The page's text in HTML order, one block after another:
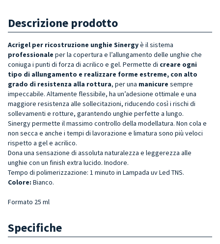
Descrizione prodotto
Acrigel per ricostruzione unghie Sinergyè il sistema
professionale per la copertura e l’allungamento delle unghie che
coniuga i punti di forza di acrilico e gel. Permette di creare ogni
tipo di allungamento e realizzare forme estreme, con alto
grado di resistenza alla rottura, per una manicure sempre
impeccabile. Altamente flessibile, ha un’adesione ottimale e una
maggiore resistenza alle sollecitazioni, riducendo così i rischi di
sollevamenti e rotture, garantendo unghie perfette a lungo.
Sinergy permette il massimo controllo della modellatura. Non cola e
non secca e anche i tempi di lavorazione e limatura sono più veloci
rispetto a gel e acrilico.
Dona una sensazione di assoluta naturalezza e leggerezza alle
unghie con un finish extra lucido. Inodore.
Tempo di polimerizzazione: 1 minuto in Lampada uv Led TNS.
Colore: Bianco.
Formato 25 ml
Specifiche